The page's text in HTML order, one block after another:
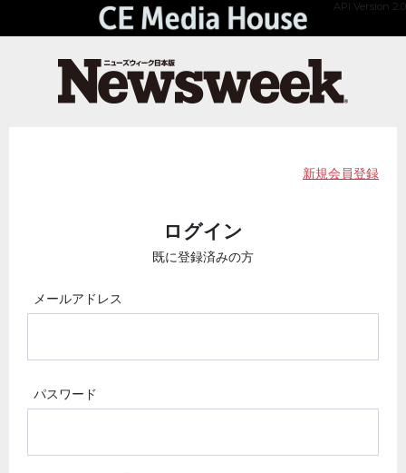
API Version 2.0
新規会員登録
ログイン
既に登録済みの方
メールアドレス
パスワード